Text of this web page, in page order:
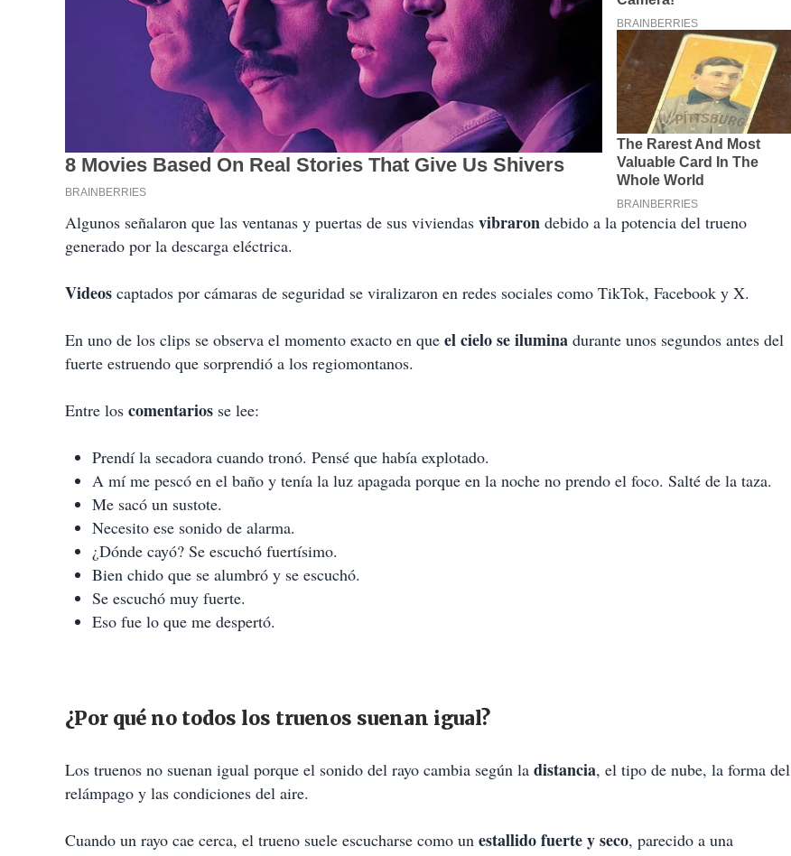
Algunos señalaron que las ventanas y puertas de sus viviendas vibraron debido a la potencia del trueno
generado por la descarga eléctrica.
Videos captados por cámaras de seguridad se viralizaron en redes sociales como TikTok, Facebook y X.
En uno de los clips se observa el momento exacto en que el cielo se ilumina durante unos segundos antes del
fuerte estruendo que sorprendió a los regiomontanos.
Entre los comentarios se lee:
Prendí la secadora cuando tronó. Pensé que había explotado.
A mí me pescó en el baño y tenía la luz apagada porque en la noche no prendo el foco. Salté de la taza.
Me sacó un sustote.
Necesito ese sonido de alarma.
¿Dónde cayó? Se escuchó fuertísimo.
Bien chido que se alumbró y se escuchó.
Se escuchó muy fuerte.
Eso fue lo que me despertó.
¿Por qué no todos los truenos suenan igual?
Los truenos no suenan igual porque el sonido del rayo cambia según la distancia, el tipo de nube, la forma del
relámpago y las condiciones del aire.
Cuando un rayo cae cerca, el trueno suele escucharse como un estallido fuerte y seco, parecido a una